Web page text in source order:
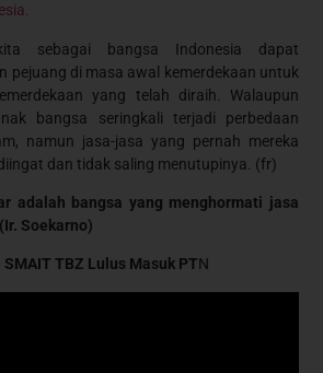
sebagai bangsa Indonesia dapat
pejuang di masa awal kemerdekaan untuk
yang telah diraih. Walaupun
bangsa seringkali terjadi perbedaan
namun jasa-jasa yang pernah mereka
dan tidak saling menutupinya. (fr)
adalah bangsa yang menghormati jasa
Soekarno)
TBZ Lulus Masuk PTN